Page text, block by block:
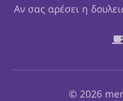
Αν σας αρέσει η
© 2026